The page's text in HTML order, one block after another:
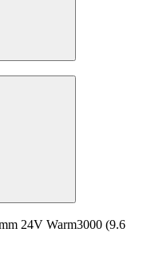
24V Warm3000 (9.6